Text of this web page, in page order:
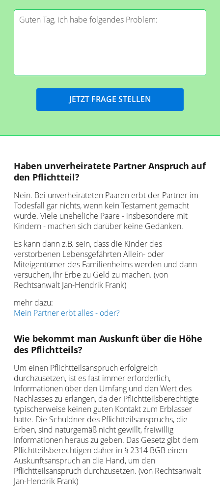
Haben unverheiratete Partner Anspruch auf
den Pflichtteil?
Nein. Bei unverheirateten Paaren erbt der Partner im
Todesfall gar nichts, wenn kein Testament gemacht
wurde. Viele uneheliche Paare - insbesondere mit
Kindern - machen sich darüber keine Gedanken.
Es kann dann z.B. sein, dass die Kinder des
verstorbenen Lebensgefährten Allein- oder
Miteigentümer des Familienheims werden und dann
versuchen, ihr Erbe zu Geld zu machen. (von
Rechtsanwalt Jan-Hendrik Frank)
mehr dazu:
Mein Partner erbt alles - oder?
Wie bekommt man Auskunft über die Höhe
des Pflichtteils?
Um einen Pflichtteilsanspruch erfolgreich
durchzusetzen, ist es fast immer erforderlich,
Informationen über den Umfang und den Wert des
Nachlasses zu erlangen, da der Pflichtteilsberechtigte
typischerweise keinen guten Kontakt zum Erblasser
hatte. Die Schuldner des Pflichtteilsanspruchs, die
Erben, sind naturgemäß nicht gewillt, freiwillig
Informationen heraus zu geben. Das Gesetz gibt dem
Pflichtteilsberechtigen daher in § 2314 BGB einen
Auskunftsanspruch an die Hand, um den
Pflichtteilsanspruch durchzusetzen. (von Rechtsanwalt
Jan-Hendrik Frank)